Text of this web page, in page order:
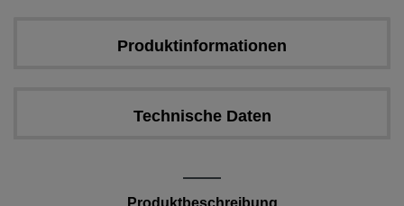
Produktinformationen
Technische Daten
Produktbeschreibung